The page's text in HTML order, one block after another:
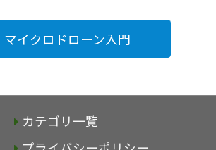
マイクロドローン入門
カテゴリ一覧